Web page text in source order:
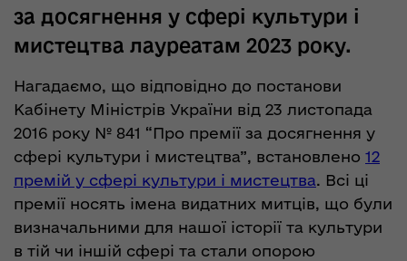
за досягнення у сфері культури і
мистецтва лауреатам 2023 року.
Нагадаємо, що відповідно до постанови
Кабінету Міністрів України від 23 листопада
2016 року № 841 “Про премії за досягнення у
сфері культури і мистецтва”, встановлено 12
премій у сфері культури і мистецтва. Всі ці
премії носять імена видатних митців, що були
визначальними для нашої історії та культури
в тій чи іншій сфері та стали опорою